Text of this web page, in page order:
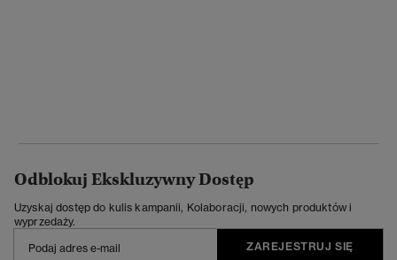
Odblokuj Ekskluzywny Dostęp
Uzyskaj dostęp do kulis kampanii, Kolaboracji, nowych produktów i
wyprzedaży.
ZAREJESTRUJ SIĘ